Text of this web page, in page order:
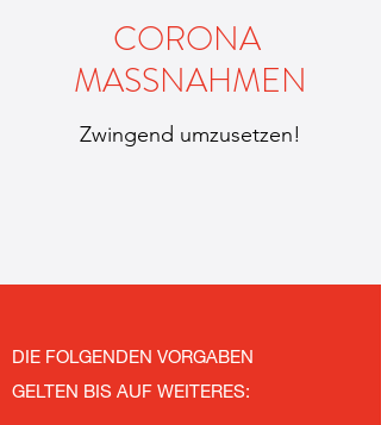
CORONA
MASSNAHMEN
Zwingend umzusetzen!
DIE FOLGENDEN VORGABEN
GELTEN BIS AUF WEITERES: